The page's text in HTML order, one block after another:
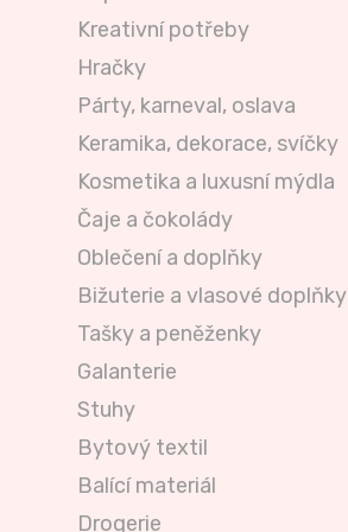
Kreativní potřeby
Hračky
Párty, karneval, oslava
Keramika, dekorace, svíčky
Kosmetika a luxusní mýdla
Čaje a čokolády
Oblečení a doplňky
Bižuterie a vlasové doplňky
Tašky a peněženky
Galanterie
Stuhy
Bytový textil
Balící materiál
Drogerie